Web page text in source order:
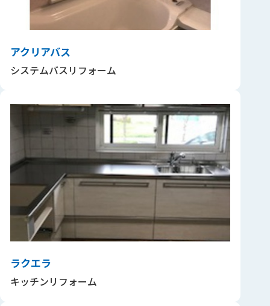
アクリアバス
システムバスリフォーム
ラクエラ
キッチンリフォーム